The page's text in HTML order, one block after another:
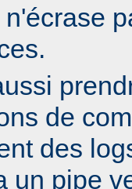
de
des
un pipe